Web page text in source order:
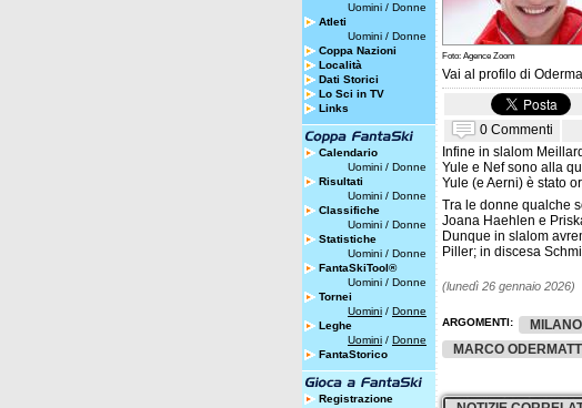
Uomini / Donne
Atleti
Uomini / Donne
Coppa Nazioni
Località
Dati Storici
Lo Sci in TV
Links
Calendario
Uomini / Donne
Risultati
Uomini / Donne
Classifiche
Uomini / Donne
Statistiche
Uomini / Donne
FantaSkiTool®
Uomini / Donne
Tornei
Uomini / Donne
Leghe
Uomini / Donne
FantaStorico
Registrazione
Foto: Agence Zoom
Vai al profilo di
0 Commenti
Infine in slalom
Yule e Nef sono alla
Yule (e Aerni) è stato
Tra le donne qualche
Joana Haehlen e
Dunque in slalom
Piller; in discesa
(lunedì 26 gennaio 2026)
ARGOMENTI:
MARCO ODERMATT